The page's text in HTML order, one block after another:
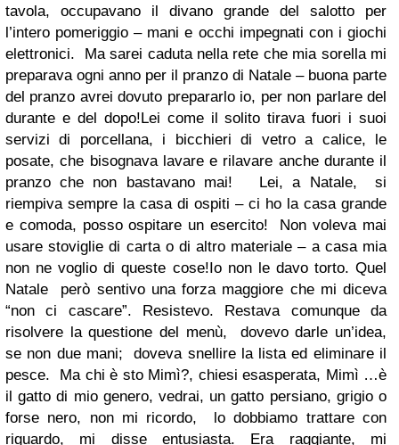
tavola, occupavano il divano grande del salotto per
l’intero pomeriggio – mani e occhi impegnati con i giochi
elettronici.
Ma sarei caduta nella rete che mia sorella mi
preparava ogni anno per il pranzo di Natale – buona parte
del pranzo avrei dovuto prepararlo io, per non parlare del
durante e del dopo! Lei come il solito tirava fuori i suoi
servizi di porcellana, i bicchieri di vetro a calice, le
posate, che bisognava lavare e rilavare anche durante il
pranzo che non bastavano mai! Lei, a Natale, si
riempiva sempre la casa di ospiti – ci ho la casa grande
e comoda, posso ospitare un esercito! Non voleva mai
usare stoviglie di carta o di altro materiale – a casa mia
non ne voglio di queste cose!Io non le davo torto. Quel
Natale però sentivo una forza maggiore che mi diceva
“non ci cascare”. Resistevo. Restava comunque da
risolvere la questione del menù, dovevo darle un’idea,
se non due mani; doveva snellire la lista ed eliminare il
pesce. Ma chi è sto Mimì?, chiesi esasperata, Mimì …è
il gatto di mio genero, vedrai, un gatto persiano, grigio o
forse nero, non mi ricordo, lo dobbiamo trattare con
riguardo, mi disse entusiasta. Era raggiante, mi